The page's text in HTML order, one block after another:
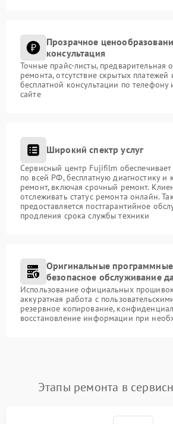
Прозрачное
консультация
Точные прайс-листы, предварительная
ремонта, отсутствие скрытых
бесплатной консультации по телефону
сайте
Широкий спектр услуг
Сервисный центр Fujifilm обеспечивает
по всей РФ, бесплатную диагностику и
ремонт, включая срочный ремонт.
отслеживать статус ремонта онлайн.
предоставляется постгарантийное
продления срока службы техники
Оригинальные
безопасное обслуживание
Использование официальных
аккуратная работа с
резервное копирование,
восстановление информации при
Этапы ремонта в